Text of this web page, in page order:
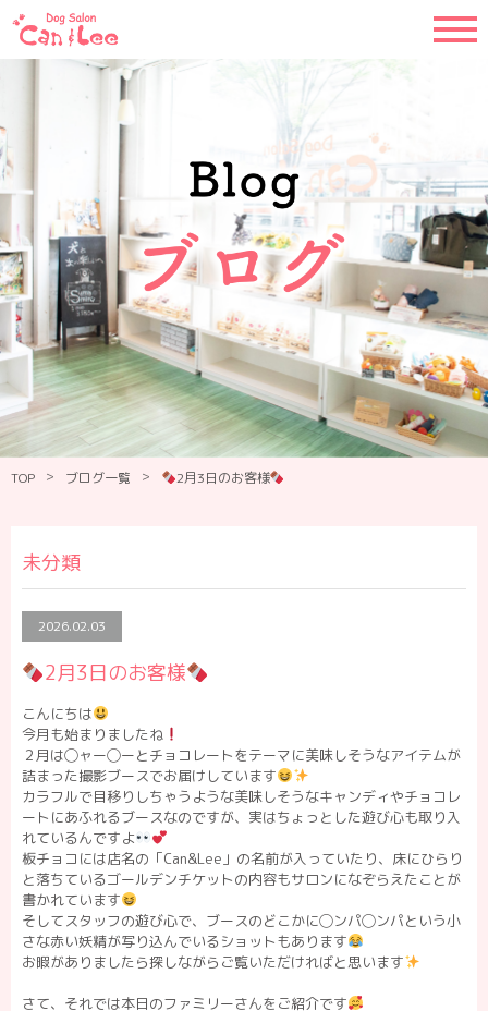
TOP > ブログ一覧 > 2月3日のお客様
未分類
2026.02.03
2月3日のお客様
こんにちは
今月も始まりましたね
２月は◯ャー◯ーとチョコレートをテーマに美味しそうなアイテムが
詰まった撮影ブースでお届けしています
カラフルで目移りしちゃうような美味しそうなキャンディやチョコレ
ートにあふれるブースなのですが、実はちょっとした遊び心も取り入
れているんですよ
板チョコには店名の「Can&Lee」の名前が入っていたり、床にひらり
と落ちているゴールデンチケットの内容もサロンになぞらえたことが
書かれています
そしてスタッフの遊び心で、ブースのどこかに◯ンパ◯ンパという小
さな赤い妖精が写り込んでいるショットもあります
お暇がありましたら探しながらご覧いただければと思います
さて、それでは本日のファミリーさんをご紹介です